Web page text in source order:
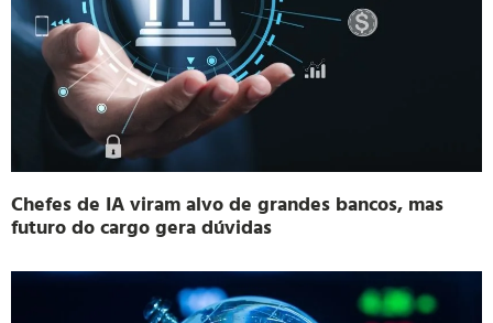
Chefes de IA viram alvo de grandes bancos, mas
futuro do cargo gera dúvidas